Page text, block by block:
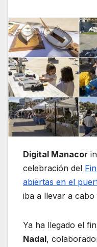
Digital Manacor
celebración del
abiertas en el
iba a llevar a cabo
Ya ha llegado el
Nadal,